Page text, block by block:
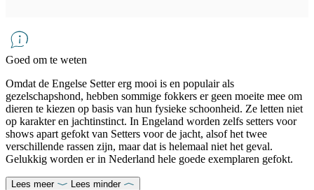
Goed om te weten
Omdat de Engelse Setter erg mooi is en populair als
gezelschapshond, hebben sommige fokkers er geen moeite mee om
dieren te kiezen op basis van hun fysieke schoonheid. Ze letten niet
op karakter en jachtinstinct. In Engeland worden zelfs setters voor
shows apart gefokt van Setters voor de jacht, alsof het twee
verschillende rassen zijn, maar dat is helemaal niet het geval.
Gelukkig worden er in Nederland hele goede exemplaren gefokt.
Lees meer Lees minder